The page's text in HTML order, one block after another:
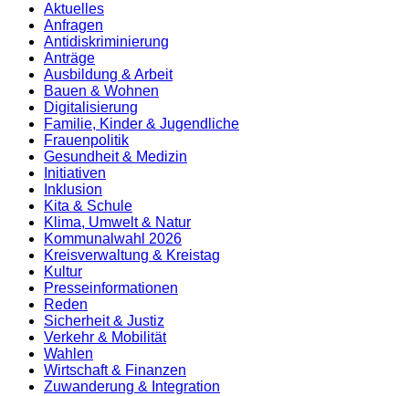
Aktuelles
Anfragen
Antidiskrimi­nierung
Anträge
Ausbildung & Arbeit
Bauen & Wohnen
Digitalisierung
Familie, Kinder & Jugendliche
Frauenpolitik
Gesundheit & Medizin
Initiativen
Inklusion
Kita & Schule
Klima, Umwelt & Natur
Kommunalwahl 2026
Kreisverwaltung & Kreistag
Kultur
Presse­informationen
Reden
Sicherheit & Justiz
Verkehr & Mobilität
Wahlen
Wirtschaft & Finanzen
Zuwanderung & Integration